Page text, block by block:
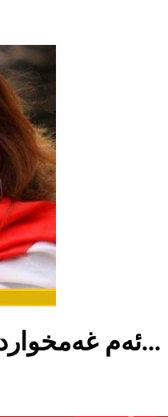
ئەم غەمخواردنە لەستەمکار بۆ؟...